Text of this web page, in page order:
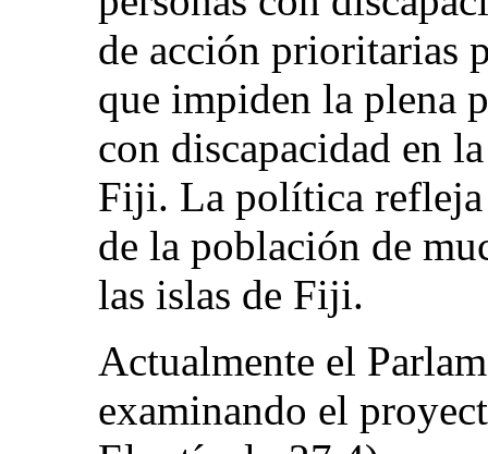
de acción prioritarias
que impiden la plena
con discapacidad en
Fiji. La política
de la población de
las islas de Fiji.
Actualmente el
examinando el